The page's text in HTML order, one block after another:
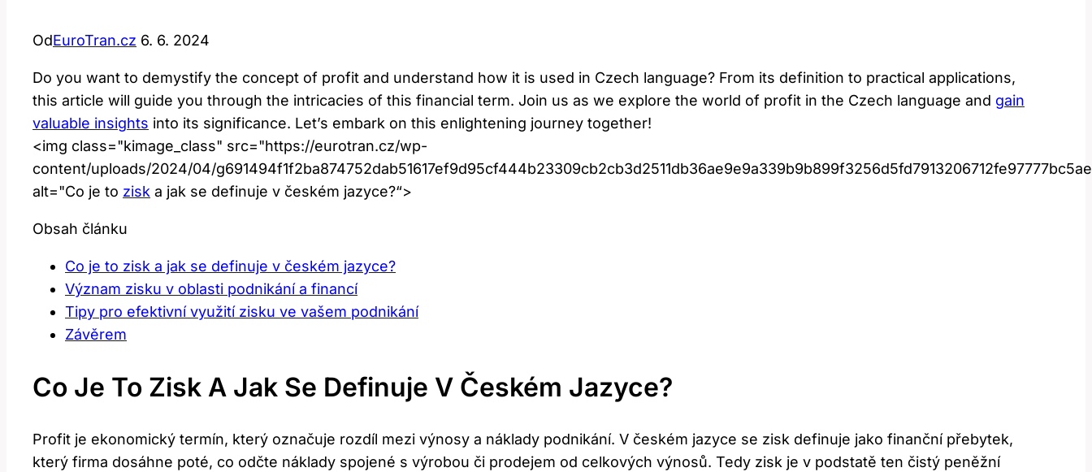
OdEuroTran.cz 6. 6. 2024
Do you want to demystify the concept of profit and understand how it is used in Czech language? From its definition to practical applications,
this article will guide you through the intricacies of this financial term. Join us as we explore the world of profit in the Czech language and gain
valuable insights into its significance. Let’s embark on this enlightening journey together!
<img class="kimage_class" src="https://eurotran.cz/wp-
content/uploads/2024/04/
alt="Co je to zisk a jak se definuje v českém jazyce?“>
Obsah článku
Co je to zisk a jak se definuje v českém jazyce?
Význam zisku v oblasti podnikání a financí
Tipy pro efektivní využití zisku ve vašem podnikání
Závěrem
Co Je To Zisk A Jak Se Definuje V Českém Jazyce?
Profit je ekonomický termín, který označuje rozdíl mezi výnosy a náklady podnikání. V českém jazyce se zisk definuje jako finanční přebytek,
který firma dosáhne poté, co odčte náklady spojené s výrobou či prodejem od celkových výnosů. Tedy zisk je v podstatě ten čistý peněžní